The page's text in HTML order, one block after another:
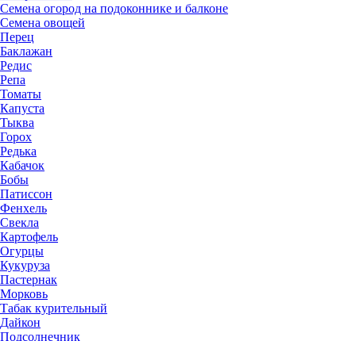
Семена огород на подоконнике и балконе
Семена овощей
Перец
Баклажан
Редис
Репа
Томаты
Капуста
Тыква
Горох
Редька
Кабачок
Бобы
Патиссон
Фенхель
Свекла
Картофель
Огурцы
Кукуруза
Пастернак
Морковь
Табак курительный
Дайкон
Подсолнечник